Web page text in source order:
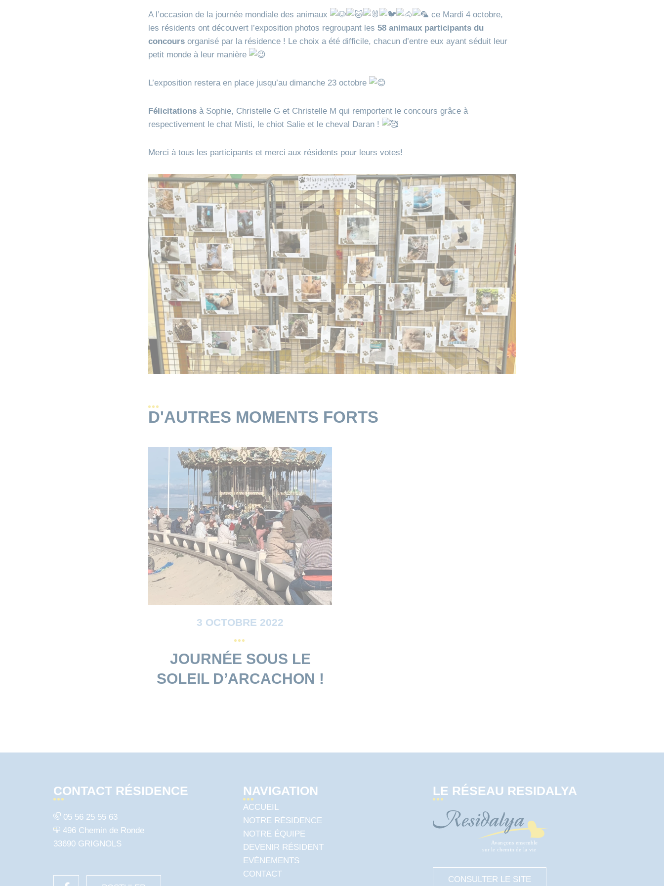
A l’occasion de la journée mondiale des animaux
ce Mardi 4 octobre,
les résidents ont découvert l’exposition photos regroupant les 58 animaux participants du
concours organisé par la résidence ! Le choix a été difficile, chacun d’entre eux ayant séduit leur
petit monde à leur manière
L’exposition restera en place jusqu’au dimanche 23 octobre
Félicitations à Sophie, Christelle G et Christelle M qui remportent le concours grâce à
respectivement le chat Misti, le chiot Salie et le cheval Daran !
Merci à tous les participants et merci aux résidents pour leurs votes!
D'AUTRES MOMENTS FORTS
3 OCTOBRE 2022
JOURNÉE SOUS LE
SOLEIL D’ARCACHON !
CONTACT RÉSIDENCE
05 56 25 55 63
496 Chemin de Ronde
33690 GRIGNOLS
NAVIGATION
ACCUEIL
NOTRE RÉSIDENCE
NOTRE ÉQUIPE
DEVENIR RÉSIDENT
EVÉNEMENTS
CONTACT
LE RÉSEAU RESIDALYA
CONSULTER LE SITE